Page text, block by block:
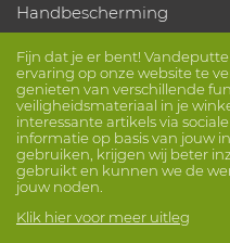
Fijn dat je er bent!
ervaring op onze website te
genieten van verschillende
veiligheidsmateriaal in je
interessante artikels via
informatie op basis van jouw
gebruiken, krijgen wij beter
gebruikt en kunnen we de
jouw noden.
Klik hier voor meer uitleg
Handbescherming
Beschermende kleding
Volg ons